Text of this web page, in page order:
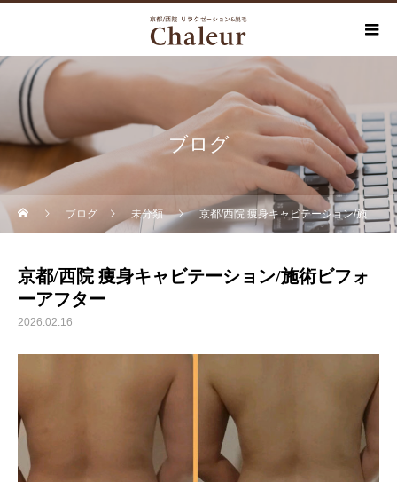
ブログ
ブログ 未分類 京都/西院 痩身キャビテーション/施術ビフォーアフター
京都/西院 痩身キャビテーション/施術ビフォ
ーアフター
2026.02.16